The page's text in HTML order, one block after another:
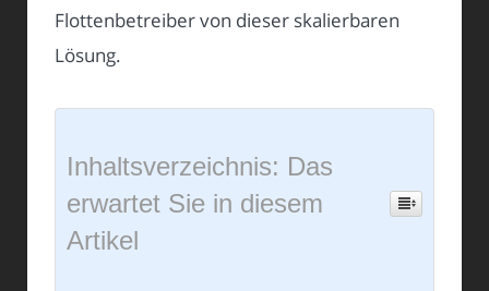
Flottenbetreiber von dieser skalierbaren
Lösung.
Inhaltsverzeichnis: Das
erwartet Sie in diesem
Artikel